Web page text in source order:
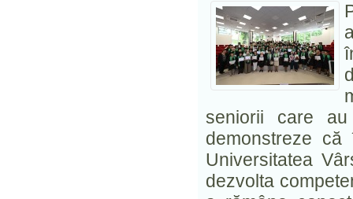
seniorii care
demonstreze
Universitatea
dezvolta